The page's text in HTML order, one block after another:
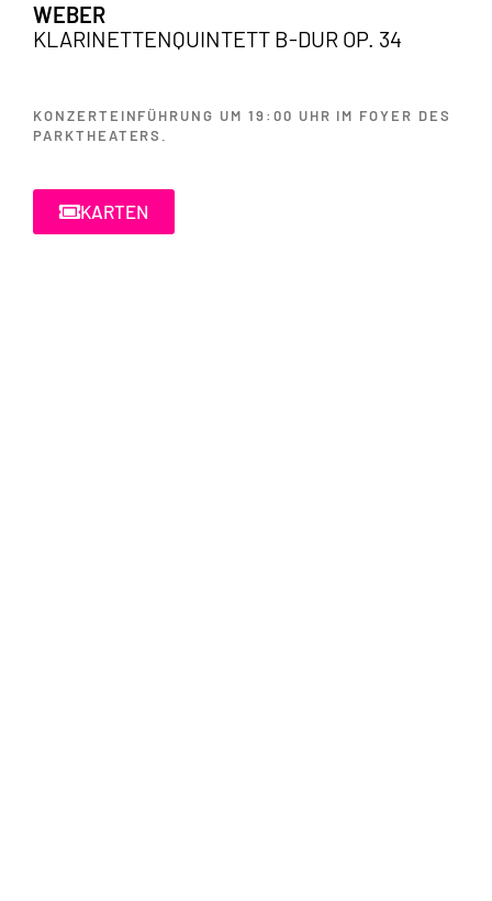
WEBER
KLARINETTENQUINTETT B-DUR OP. 34
KONZERTEINFÜHRUNG UM 19:00 UHR IM FOYER DES
PARKTHEATERS.
KARTEN